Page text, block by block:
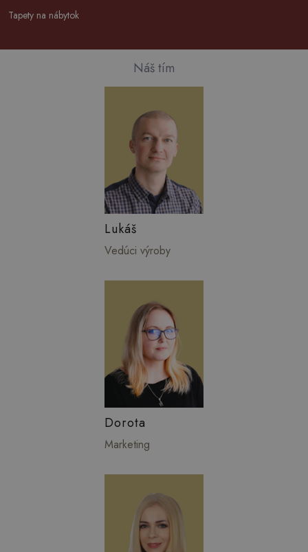
Tapety na nábytok
Náš tím
Lukáš
Vedúci výroby
Dorota
Marketing